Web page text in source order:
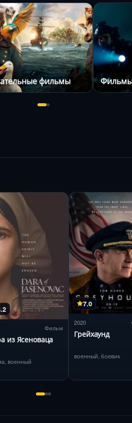
фильмы
Фильм
из Ясеноваца
военный
7.0
2020
Грейхаунд
военный, боевик